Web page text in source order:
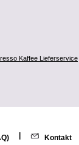
Kaffee Lieferservice
Kontakt